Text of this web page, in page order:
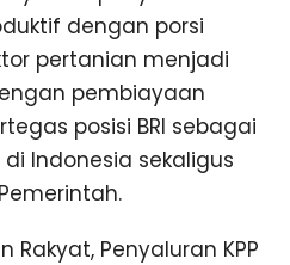
dengan porsi
pertanian menjadi
pembiayaan
posisi BRI sebagai
di Indonesia sekaligus
Rakyat, Penyaluran KPP